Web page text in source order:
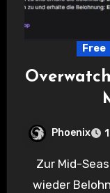
Free
Phoenix
Zur Mid-Season von OW2 gibt es bei Twitch
wieder